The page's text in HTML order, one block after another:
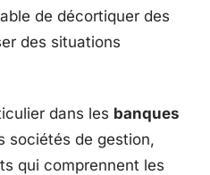
de décortiquer des
des situations
dans les banques
sociétés de gestion,
qui comprennent les